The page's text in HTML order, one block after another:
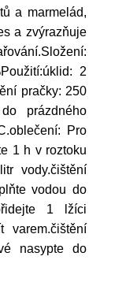
a marmelád,
a zvýrazňuje
2
pračky: 250
prázdného
Pro
1 h v roztoku
vody.čištění
vodou do
1 lžíci
varem.čištění
nasypte do